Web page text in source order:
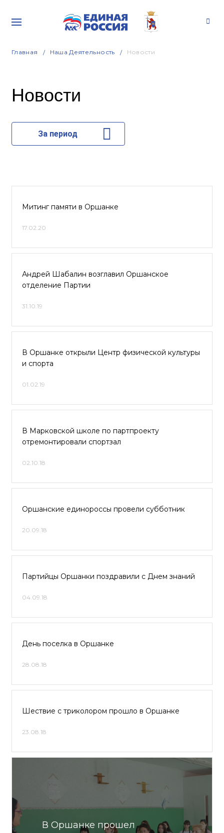
Главная Наша Деятельность Новости
Новости
За период
Митинг памяти в Оршанке
17.02.20
Андрей Шабалин возглавил Оршанское
отделение Партии
31.10.19
В Оршанке открыли Центр физической культуры
и спорта
01.02.19
В Марковской школе по партпроекту
отремонтировали спортзал
02.10.18
Оршанские единороссы провели субботник
20.09.18
Партийцы Оршанки поздравили с Днем знаний
04.09.18
День поселка в Оршанке
28.08.18
Шествие с триколором прошло в Оршанке
23.08.18
В Оршанке прошел